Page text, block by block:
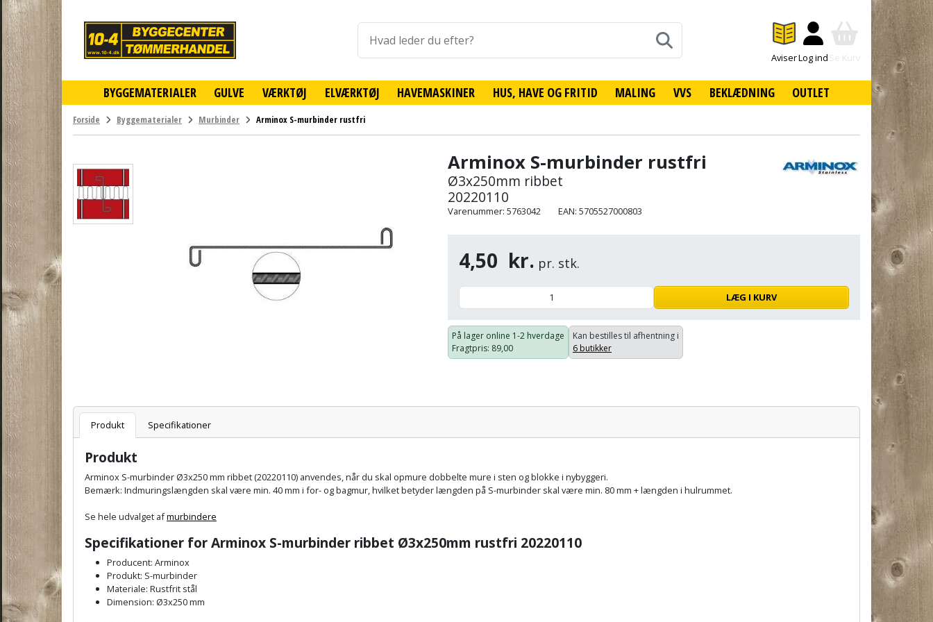
BYGGEMATERIALER GULVE VÆRKTØJ ELVÆRKTØJ HAVEMASKINER HUS, HAVE OG FRITID MALING VVS BEKLÆDNING OUTLET
online
byggemarked
og
tømmerhandel
-
AviserLog indSe Kurv
Forside Byggematerialer Murbinder Arminox S-murbinder rustfri
Arminox S-murbinder rustfri
Ø3x250mm ribbet
20220110
Varenummer: 5763042 EAN: 5705527000803
4,50 kr. pr. stk.
LÆG I KURV
På lager online 1-2 hverdage
Fragtpris: 89,00
Kan bestilles til afhentning i
6 butikker
Varenummer
Pris:
Produkt
Specifikationer
Produkt
Arminox S-murbinder Ø3x250 mm ribbet (20220110) anvendes, når du skal opmure dobbelte mure i sten og blokke i nybyggeri.
Bemærk: Indmuringslængden skal være min. 40 mm i for- og bagmur, hvilket betyder længden på S-murbinder skal være min. 80 mm + længden i hulrummet.
Se hele udvalget afmurbindere
Specifikationer forArminox S-murbinder ribbet Ø3x250mm rustfri 20220110
Producent: Arminox
Produkt: S-murbinder
Materiale: Rustfrit stål
Dimension: Ø3x250 mm